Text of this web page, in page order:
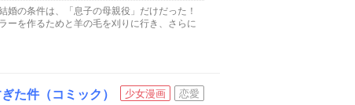
の条件は、「息子の母親役」だけだった！
ーを作るためと羊の毛を刈りに行き、さらに
少女漫画 恋愛
た件（コミック）